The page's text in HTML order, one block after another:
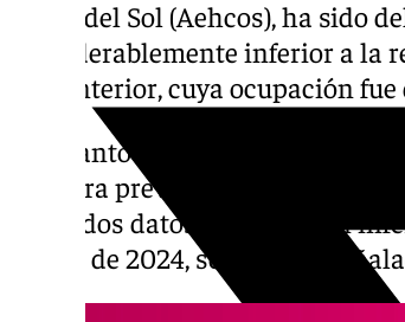
Costa del Sol (Aehcos), ha sido
considerablemente inferior a la
año anterior, cuya ocupación fue
En cuanto a las previsiones de
hotelera prevé una ocupación
Estos dos datos también son
meses de 2024, según han